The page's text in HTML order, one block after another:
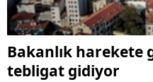
Bakanlık harekete
tebligat gidiyor